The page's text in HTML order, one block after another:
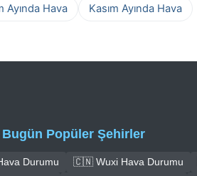
Ayında Hava
Kasım Ayında Hava
Bugün Popüler Şehirler
Durumu 🇨🇳 Wuxi Hava Durumu